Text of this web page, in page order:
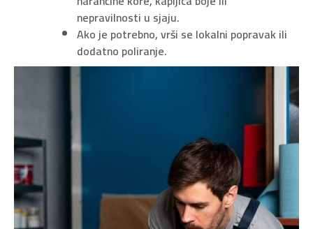
nepravilnosti u sjaju.
Ako je potrebno, vrši se lokalni popravak ili
dodatno poliranje.